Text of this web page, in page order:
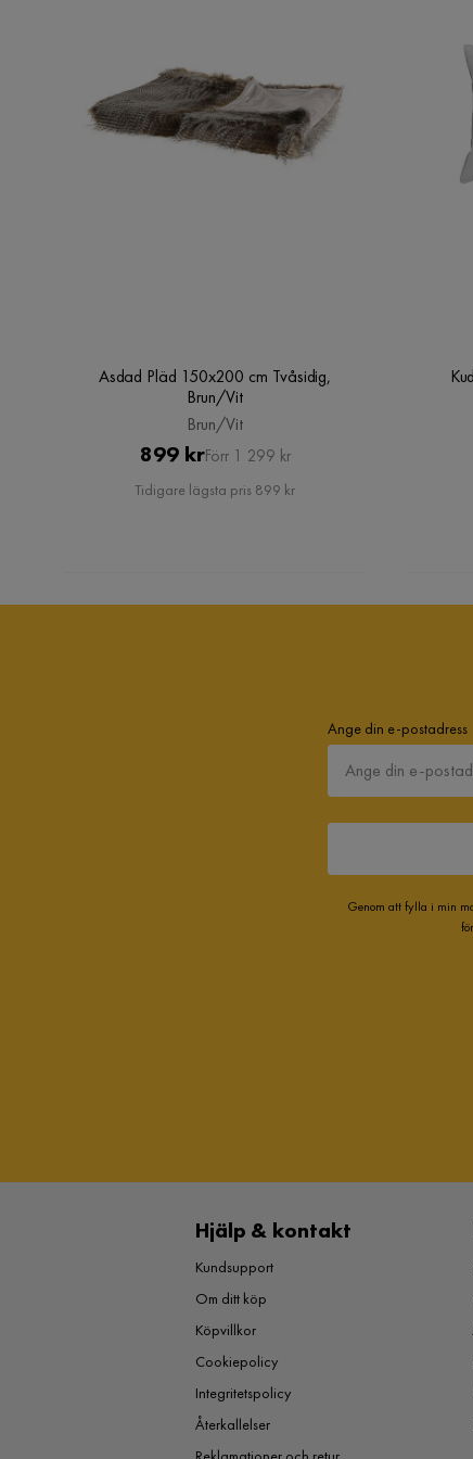
Asdad Pläd 150x200 cm Tvåsidig,
Brun/Vit
Brun/Vit
Pris
899 kr Original
Pris
Förr 1 299 kr
Tidigare lägsta pris 899 kr
Ange din e-postadress
Genom att fylla i min
Hjälp & kontakt
Kundsupport
Om ditt köp
Köpvillkor
Cookiepolicy
Integritetspolicy
Återkallelser